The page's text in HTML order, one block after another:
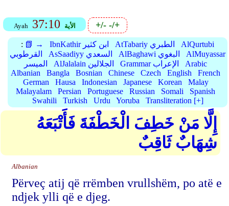
Ayah 37:10 الأية +/--/+
: 📗 → IbnKathir ابن كثير AtTabariy الطبري
AlQurtubi
القرطوبي
AsSaadiyy السعدي AlBaghawi البغوي
AlMuyassar
الميسر
AlJalalain الجلالين Grammar الإعراب
Arabic
Albanian
Bangla Bosnian Chinese Czech English
French
German
Hausa Indonesian Japanese Korean
Malay
Malayalam
Persian Portuguese Russian Somali
Spanish
Swahili
Turkish Urdu Yoruba Transliteration [+]
إِلَّا مَنْ خَطِفَ الْخَطْفَةَ فَأَتْبَعَهُ
شِهَابٌ ثَاقِبٌ
Albanian
Përveç atij që rrëmben vrullshëm, po atë e
ndjek ylli që e djeg.